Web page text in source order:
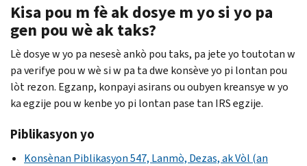
Kisa pou m fè ak dosye m yo si yo pa
gen pou wè ak taks?
Lè dosye w yo pa nesesè ankò pou taks, pa jete yo toutotan w
pa verifye pou w wè si w pa ta dwe konsève yo pi lontan pou
lòt rezon. Egzanp, konpayi asirans ou oubyen kreansye w yo
ka egzije pou w kenbe yo pi lontan pase tan IRS egzije.
Piblikasyon yo
Konsènan Piblikasyon 547, Lanmò, Dezas, ak Vòl (an